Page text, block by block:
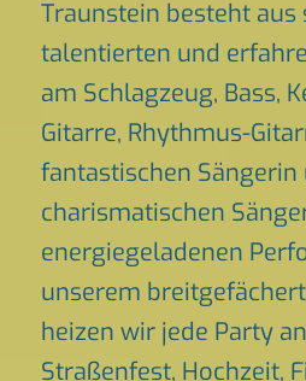
Traunstein besteht aus
talentierten und
am Schlagzeug, Bass,
Gitarre, Rhythmus-
fantastischen Sängerin
charismatischen
energiegeladenen
unserem
heizen wir jede Party
Straßenfest, Hochzeit,